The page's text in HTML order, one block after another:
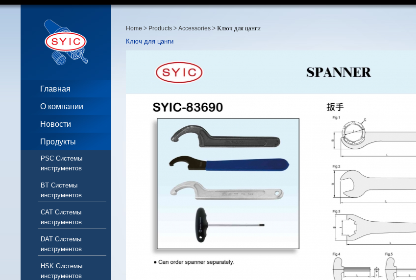
Главная
О компании
Новости
Продукты
PSC Системы
инструментов
BT Системы
инструментов
CAT Системы
инструментов
DAT Системы
инструментов
HSK Системы
инструментов
Home > Products > Accessories > Ключ для цанги
Ключ для цанги